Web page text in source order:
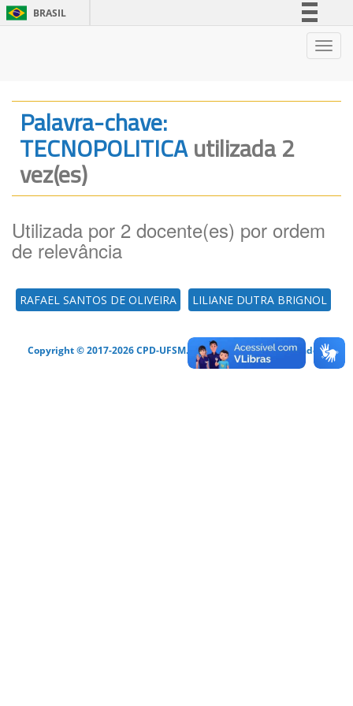
BRASIL
Canais
Palavra-chave:
TECNOPOLITICAutilizada 2
vez(es)
Utilizada por 2 docente(es) por ordem
de relevância
RAFAEL SANTOS DE OLIVEIRA LILIANE DUTRA BRIGNOL
Copyright © 2017-2026 CPD-UFSM. Todos os direitos reservados.